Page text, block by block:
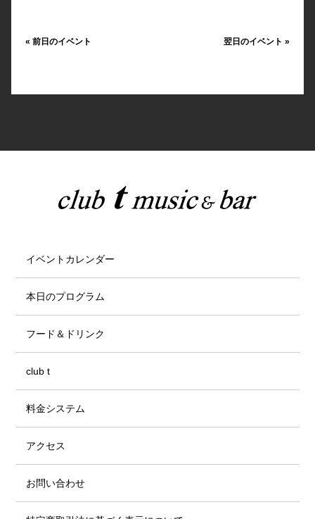
« 前日のイベント 翌日のイベント»
イベントカレンダー
本日のプログラム
フード＆ドリンク
club t
料金システム
アクセス
お問い合わせ